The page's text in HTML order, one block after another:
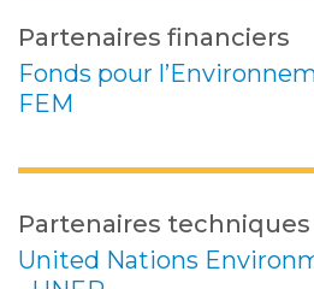
Partenaires financiers
Fonds pour
FEM
Partenaires techniques
United Nations